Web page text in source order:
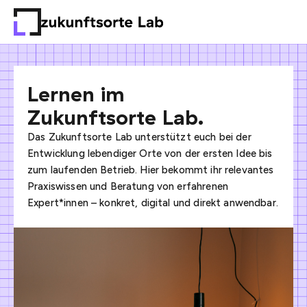
Lernen im
Zukunftsorte Lab.
Das Zukunftsorte Lab unterstützt euch bei der
Entwicklung lebendiger Orte von der ersten Idee bis
zum laufenden Betrieb. Hier bekommt ihr relevantes
Praxiswissen und Beratung von erfahrenen
Expert*innen – konkret, digital und direkt anwendbar.